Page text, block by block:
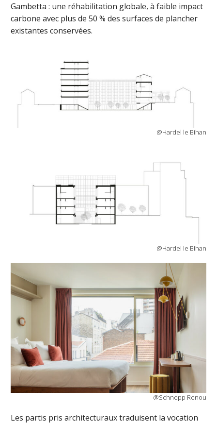
Gambetta : une réhabilitation globale, à faible impact
carbone avec plus de 50 % des surfaces de plancher
existantes conservées.
@Hardel le Bihan
@Hardel le Bihan
@Schnepp Renou
Les partis pris architecturaux traduisent la vocation